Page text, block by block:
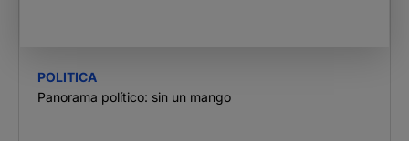
POLITICA
Panorama político: sin un mango